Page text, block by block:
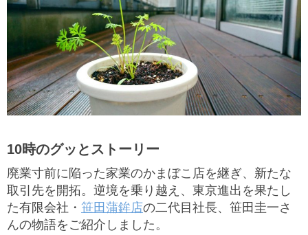
10時のグッとストーリー
廃業寸前に陥った家業のかまぼこ店を継ぎ、新たな
取引先を開拓。逆境を乗り越え、東京進出を果たし
た有限会社・ 笹田蒲鉾店の二代目社長、笹田圭一さ
んの物語をご紹介しました。